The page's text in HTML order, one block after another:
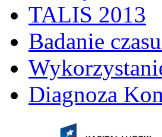
TALIS 2013
Badanie
Diagnoza